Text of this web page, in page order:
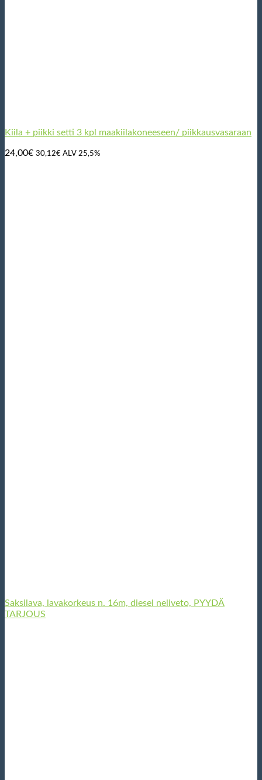
Kiila + piikki setti 3 kpl maakiilakoneeseen/ piikkausvasaraan
24,00€ 30,12€ ALV 25,5%
Saksilava, lavakorkeus n. 16m, diesel neliveto, PYYDÄ
TARJOUS